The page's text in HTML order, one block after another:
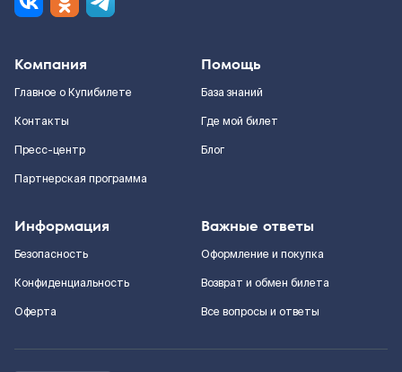
Компания
Главное о Купибилете
Контакты
Пресс-центр
Партнерская программа
Помощь
База знаний
Где мой билет
Блог
Информация
Безопасность
Конфиденциальность
Оферта
Важные ответы
Оформление и покупка
Возврат и обмен билета
Все вопросы и ответы